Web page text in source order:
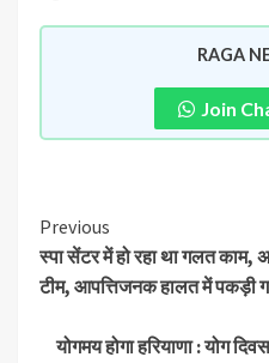
RAGA
Join
Previous
स्पा सेंटर में हो रहा था गलत काम,
टीम, आपत्तिजनक हालत में पकड़ी
योगमय होगा हरियाणा : योग